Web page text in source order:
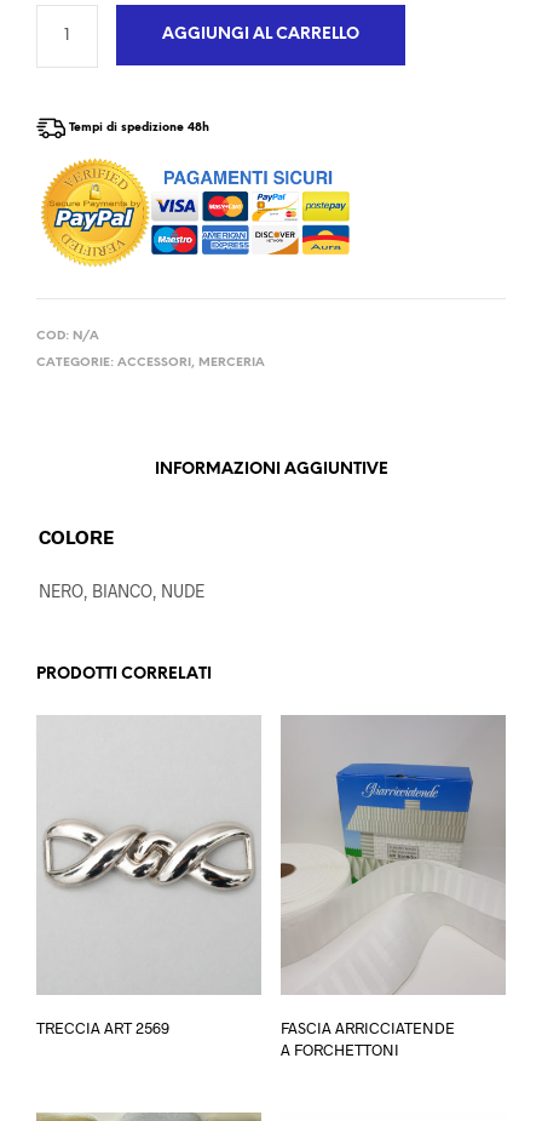
AGGIUNGI AL CARRELLO
Tempi di spedizione 48h
COD: N/A
CATEGORIE: ACCESSORI , MERCERIA
INFORMAZIONI AGGIUNTIVE
COLORE
NERO, BIANCO, NUDE
PRODOTTI CORRELATI
TRECCIA ART 2569
varianti.
FASCIA ARRICCIATENDE
A FORCHETTONI